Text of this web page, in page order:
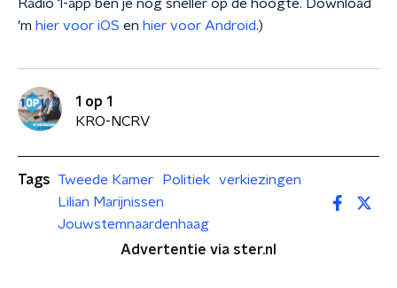
Radio 1-app ben je nóg sneller op de hoogte. Download
'm hier voor iOS en hier voor Android.)
1 op 1
KRO-NCRV
Tags Tweede Kamer Politiek
verkiezingen
Lilian Marijnissen
Jouwstemnaardenhaag
Advertentie via ster.nl